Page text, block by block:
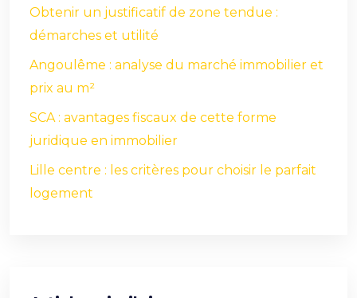
Obtenir un justificatif de zone tendue :
démarches et utilité
Angoulême : analyse du marché immobilier et
prix au m²
SCA : avantages fiscaux de cette forme
juridique en immobilier
Lille centre : les critères pour choisir le parfait
logement